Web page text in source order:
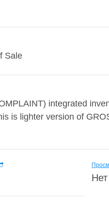
Sale
integrated
is lighter version of